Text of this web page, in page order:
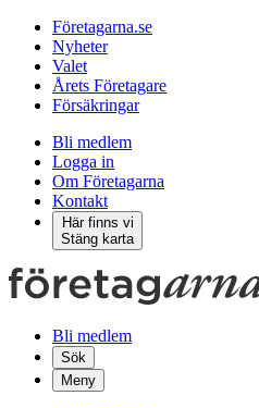
Företagarna.se
Nyheter
Valet
Årets Företagare
Försäkringar
Bli medlem
Logga in
Om Företagarna
Kontakt
Här finns vi
Stäng karta
Bli medlem
Sök
Meny